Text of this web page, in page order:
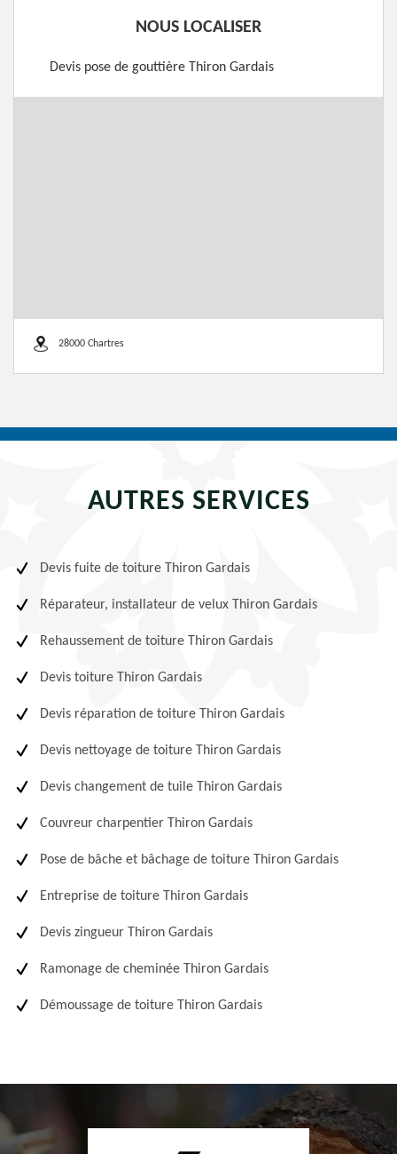
NOUS LOCALISER
Devis pose de gouttière Thiron Gardais
28000 Chartres
AUTRES SERVICES
Devis fuite de toiture Thiron Gardais
Réparateur, installateur de velux Thiron Gardais
Rehaussement de toiture Thiron Gardais
Devis toiture Thiron Gardais
Devis réparation de toiture Thiron Gardais
Devis nettoyage de toiture Thiron Gardais
Devis changement de tuile Thiron Gardais
Couvreur charpentier Thiron Gardais
Pose de bâche et bâchage de toiture Thiron Gardais
Entreprise de toiture Thiron Gardais
Devis zingueur Thiron Gardais
Ramonage de cheminée Thiron Gardais
Démoussage de toiture Thiron Gardais